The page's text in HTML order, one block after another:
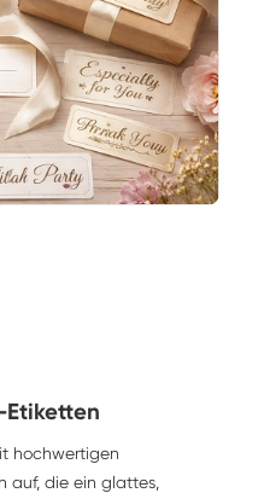
hochwertigen
auf, die ein glattes,